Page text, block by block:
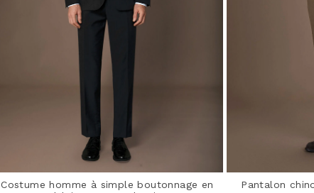
Costume homme à simple boutonnage en
Pantalon